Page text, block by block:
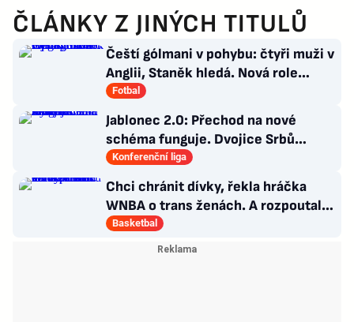
ČLÁNKY Z JINÝCH TITULŮ
Čeští gólmani v pohybu: čtyři muži v
Anglii, Staněk hledá. Nová role
Kinského
Fotbal
Jablonec 2.0: Přechod na nové
schéma funguje. Dvojice Srbů
klíčem k modernímu stylu
Konferenční liga
Chci chránit dívky, řekla hráčka
WNBA o trans ženách. A rozpoutala
kulturní válku
Basketbal